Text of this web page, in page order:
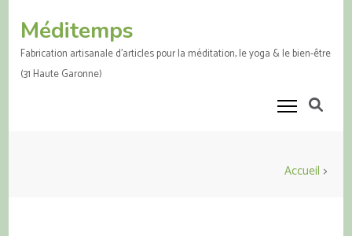
contenu
(Pressez
Méditemps
Fabrication artisanale d'articles pour la méditation, le yoga & le bien-être
(31 Haute Garonne)
Accueil >